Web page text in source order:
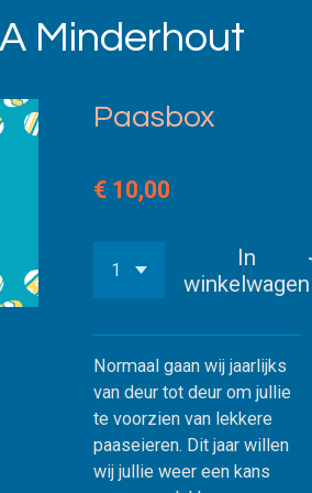
Minderhout
Paasbox
€ 10,00
In
winkelwagen
Normaal gaan wij jaarlijks
van deur tot deur om jullie
te voorzien van lekkere
paaseieren. Dit jaar willen
wij jullie weer een kans